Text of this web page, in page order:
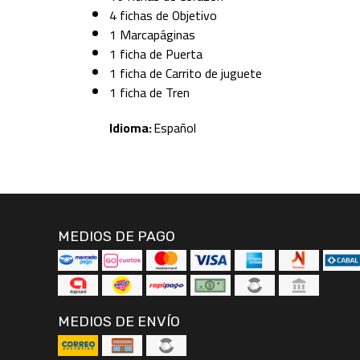
4 fichas de Objetivo
1 Marcapáginas
1 ficha de Puerta
1 ficha de Carrito de juguete
1 ficha de Tren
Idioma:Español
MEDIOS DE PAGO
MEDIOS DE ENVÍO